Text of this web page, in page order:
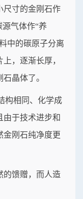
尺寸的金刚石作
气体作“养
中的碳原子分离
，逐渐长厚，
晶体了。
构相同、化学成
由于技术进步和
金刚石纯净度更
的馈赠，而人造